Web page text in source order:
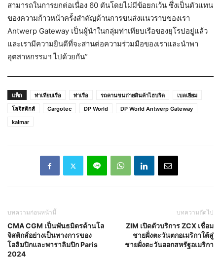
สามารถในการยกต่อเนื่อง 60 ตันโดยไม่มีข้อยกเว้น ซึ่งเป็นตัวแทน
ของความก้าวหน้าครั้งสำคัญด้านการขนส่งแนวราบของเรา
Antwerp Gateway เป็นผู้นำในกลุ่มท่าเทียบเรือของยุโรปอยู่แล้ว
และเรามีความยินดีที่จะสานต่อความร่วมมือของเราและนำพา
อุตสาหกรรมฯ ไปด้วยกัน”
แท็ก ท่าเทียบเรือ ท่าเรือ รถคานขนถ่ายสินค้าไฮบริด
เบลเยียม
โลจิสติกส์
Cargotec DP World
DP World Antwerp Gateway
kalmar
บทความก่อนหน้านี้
CMA CGM เป็นพันธมิตรด้านโล
จิสติกส์อย่างเป็นทางการของ
โอลิมปิกและพาราลิมปิก Paris
2024
บทความถัดไป
ZIM เปิดตัวบริการ ZCX เชื่อม
ชายฝั่งตะวันตกอเมริกาใต้สู่
ชายฝั่งตะวันออกสหรัฐอเมริกา